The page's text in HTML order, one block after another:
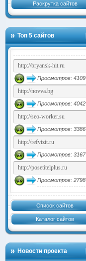
Раскрутка сайтов
Топ 5 сайтов
Просмотров: 4109
Просмотров: 4042
Просмотров: 3386
Просмотров: 3167
Просмотров: 2798
Список сайтов
Каталог сайтов
Новости проекта